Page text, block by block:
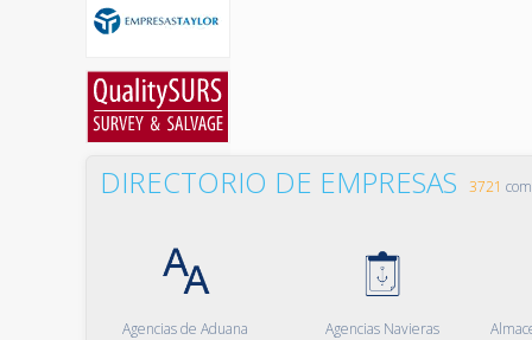
DIRECTORIO DE EMPRESAS 3721
Agencias de Aduana Agencias Navieras